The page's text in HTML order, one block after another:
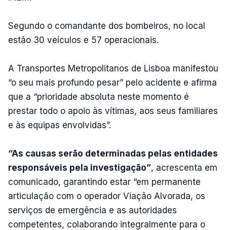
Segundo o comandante dos bombeiros, no local
estão 30 veículos e 57 operacionais.
A Transportes Metropolitanos de Lisboa manifestou
“o seu mais profundo pesar” pelo acidente e afirma
que a “prioridade absoluta neste momento é
prestar todo o apoio às vítimas, aos seus familiares
e às equipas envolvidas”.
“As causas serão determinadas pelas entidades
responsáveis pela investigação”, acrescenta em
comunicado, garantindo estar “em permanente
articulação com o operador Viação Alvorada, os
serviços de emergência e as autoridades
competentes, colaborando integralmente para o